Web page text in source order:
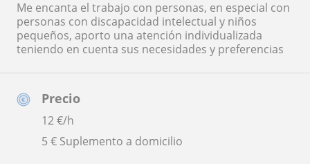
Precio
12€/h
5 € Suplemento a domicilio
Me encanta el trabajo con personas, en especial con
personas con discapacidad intelectual y niños
pequeños, aporto una atención individualizada
teniendo en cuenta sus necesidades y preferencias